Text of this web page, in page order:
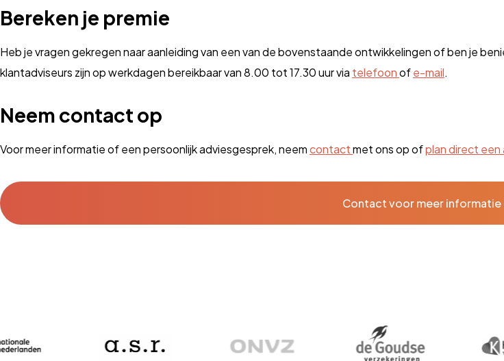
Bereken je premie
Heb je vragen gekregen naar aanleiding van een van de bovenstaande ontwikkelingen of ben je
klantadviseurs zijn op werkdagen bereikbaar van 8.00 tot 17.30 uur via telefoonofe-mail.
Neem contact op
Voor meer informatie of een persoonlijk adviesgesprek, neemcontactmet ons op ofplan direct een
Contact voor meer